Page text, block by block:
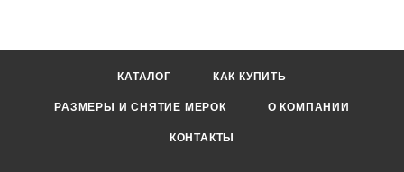
КАТАЛОГ КАК КУПИТЬ
РАЗМЕРЫ И СНЯТИЕ МЕРОК О КОМПАНИИ
КОНТАКТЫ